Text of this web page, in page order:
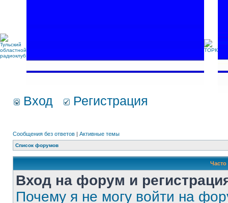
Вход Регистрация
Сообщения без ответов | Активные темы
Список форумов
Вход на форум и
Почему я не могу войти на